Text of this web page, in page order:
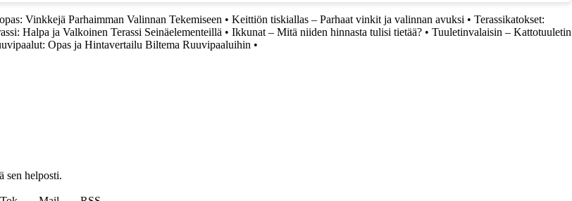
Vinkkejä Parhaimman Valinnan Tekemiseen • Keittiön tiskiallas – Parhaat vinkit ja valinnan avuksi • Terassikatokset:
Halpa ja Valkoinen Terassi Seinäelementeillä • Ikkunat – Mitä niiden hinnasta tulisi tietää? • Tuuletinvalaisin – Kattotuuletin
Opas ja Hintavertailu Biltema Ruuvipaaluihin •
sen helposti.